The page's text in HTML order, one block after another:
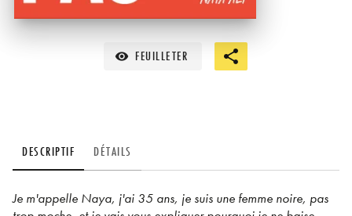
visibility FEUILLETER
DESCRIPTIF DÉTAILS
Je m'appelle Naya, j'ai 35 ans, je suis une femme noire, pas